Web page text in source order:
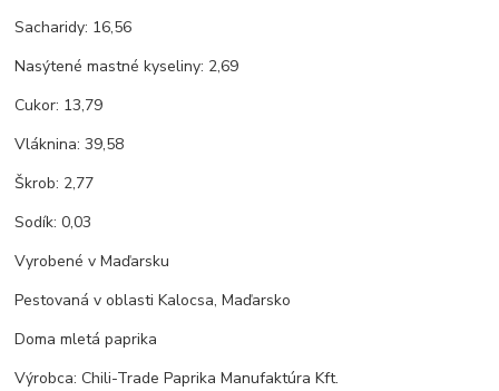
Sacharidy: 16,56
Nasýtené mastné kyseliny: 2,69
Cukor: 13,79
Vláknina: 39,58
Škrob: 2,77
Sodík: 0,03
Vyrobené v Maďarsku
Pestovaná v oblasti Kalocsa, Maďarsko
Doma mletá paprika
Výrobca: Chili-Trade Paprika Manufaktúra Kft.